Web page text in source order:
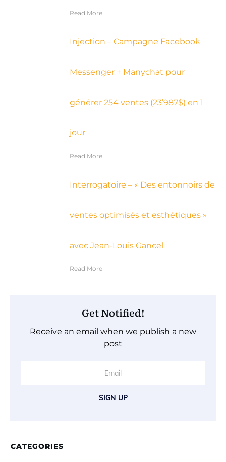
Read More
Injection – Campagne Facebook
Messenger + Manychat pour
générer 254 ventes (23’987$) en 1
jour
Read More
Interrogatoire – « Des entonnoirs de
ventes optimisés et esthétiques »
avec Jean-Louis Gancel
Read More
Get Notified!
Receive an email when we publish a new
post
SIGN UP
CATEGORIES